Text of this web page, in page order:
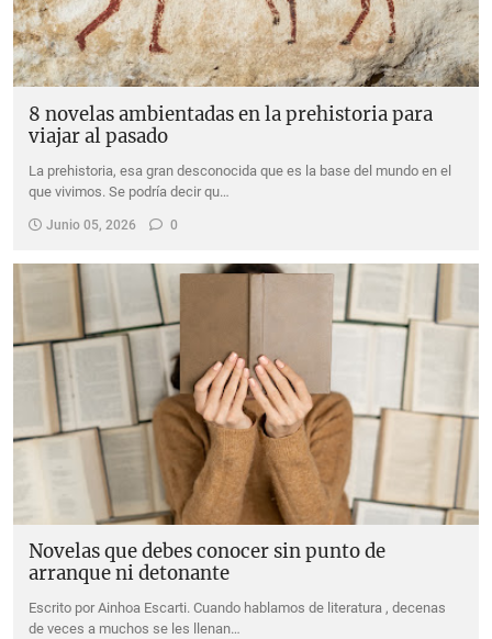
8 novelas ambientadas en la prehistoria para
viajar al pasado
La prehistoria, esa gran desconocida que es la base del mundo en el
que vivimos. Se podría decir qu…
Junio 05, 2026 0
Novelas que debes conocer sin punto de
arranque ni detonante
Escrito por Ainhoa Escarti. Cuando hablamos de literatura , decenas
de veces a muchos se les llenan…